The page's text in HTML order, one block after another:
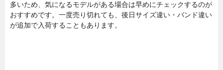
多いため、気になるモデルがある場合は早めにチェックするのが
おすすめです。一度売り切れても、後日サイズ違い・バンド違い
が追加で入荷することもあります。